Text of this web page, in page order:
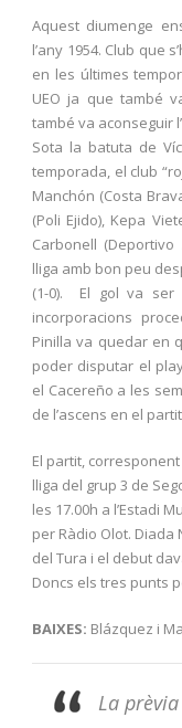
Aquest diumenge
l’any 1954. Club que
en les últimes
UEO ja que també
també va aconseguir
Sota la batuta de
temporada, el club
Manchón (Costa
(Poli Ejido), Kepa
Carbonell
lliga amb bon peu
(1-0). El gol va ser
incorporacions
Pinilla va quedar en
poder disputar el
el Cacereño a les
de l’ascens en el
El partit,
lliga del grup 3 de
les 17.00h a l’Estadi
per Ràdio Olot. Diada
del Tura i el debut
Doncs els tres punts
BAIXES: Blázquez i
La